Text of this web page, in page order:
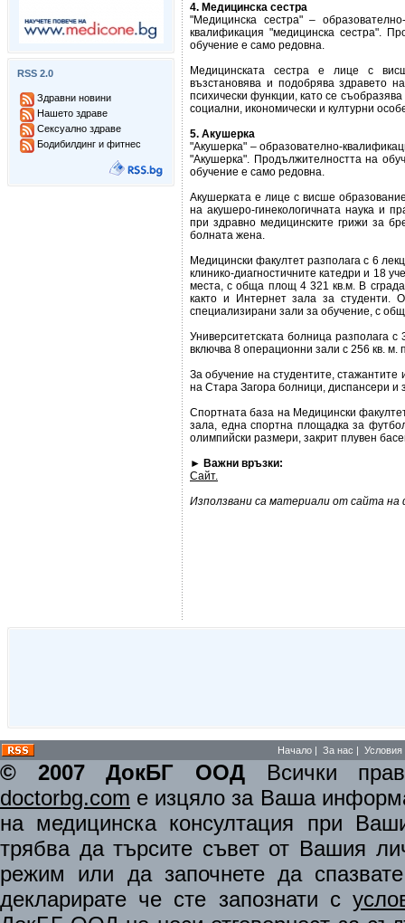
RSS 2.0
Здравни новини
Нашето здраве
Сексуално здраве
Бодибилдинг и фитнес
4. Медицинска сестра
"Медицинска сестра" –
квалификация "медицинска сестра".
обучение е само редовна.
Медицинската сестра е лице с
възстановява и подобрява здравето
психически функции, като се
социални, икономически и културни
5. Акушерка
"Акушерка" – образователно-
"Акушерка". Продължителността на
обучение е само редовна.
Акушерката е лице с висше
на акушеро-гинекологичната наука и
при здравно медицинските грижи за
болната жена.
Медицински факултет разполага с 6
клинико-диагностичните катедри и 18
места, с обща площ 4 321 кв.м. В
както и Интернет зала за студенти.
специализирани зали за обучение, с
Университетската болница разполага
включва 8 операционни зали с 256 кв.
За обучение на студентите,
на Стара Загора болници, диспансери
Спортната база на Медицински
зала, една спортна площадка за
олимпийски размери, закрит плувен
► Важни връзки:
Сайт.
Използвани са материали от сайта
Начало | За нас | Условия
© 2007 ДокБГ ООД Всички
doctorbg.com е изцяло за Ваша
на медицинска консултация при
трябва да търсите съвет от Вашия
режим или да започнете да
декларирате че сте запознати с